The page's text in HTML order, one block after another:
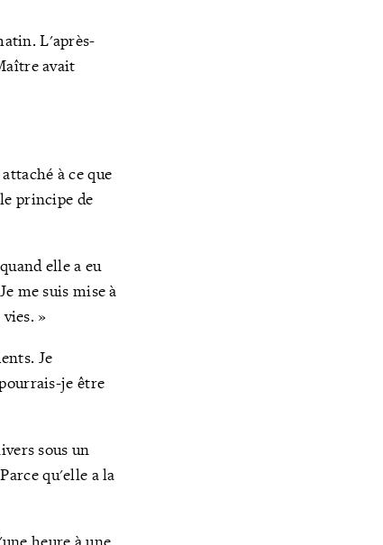
L'après-
avait
à ce que
principe de
elle a eu
me suis mise à
»
Je
je être
sous un
Parce qu'elle a la